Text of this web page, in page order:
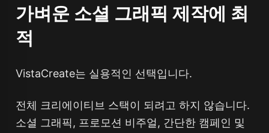
가벼운 소셜 그래픽 제작에 최
적
VistaCreate는 실용적인 선택입니다.
전체 크리에이티브 스택이 되려고 하지 않습니다.
소셜 그래픽, 프로모션 비주얼, 간단한 캠페인 및